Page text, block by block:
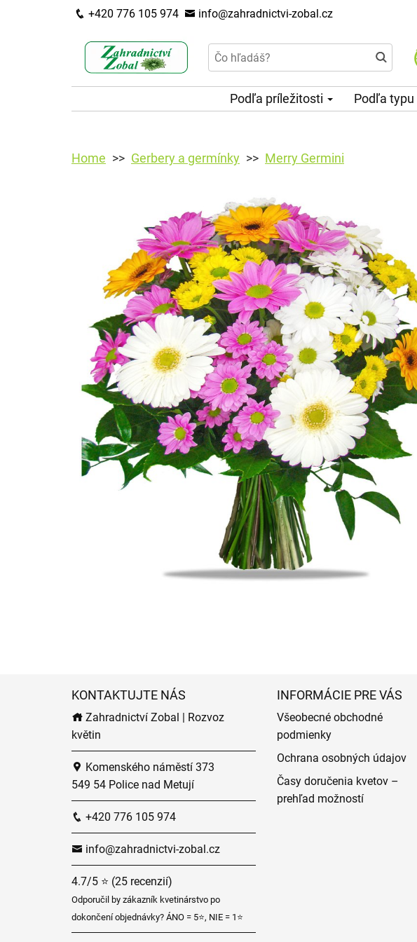
+420 776 105 974 info@zahradnictvi-zobal.cz
Podľa príležitosti Podľa typu
Home Gerbery a germínky Merry Germini
KONTAKTUJTE NÁS
Zahradnictví Zobal | Rozvoz
květin
Komenského náměstí 373
549 54 Police nad Metují
+420 776 105 974
info@zahradnictvi-zobal.cz
4.7/5 ⭐ (25 recenzií)
Odporučil by zákazník kvetinárstvo po
dokončení objednávky? ÁNO = 5⭐, NIE = 1⭐
INFORMÁCIE PRE VÁS
Všeobecné obchodné
podmienky
Ochrana osobných údajov
Časy doručenia kvetov –
prehľad možností